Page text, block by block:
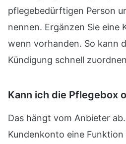
pflegebedürftigen Person
nennen. Ergänzen Sie eine
wenn vorhanden. So kann
Kündigung schnell
Kann ich die Pflegebox
Das hängt vom Anbieter
Kundenkonto eine